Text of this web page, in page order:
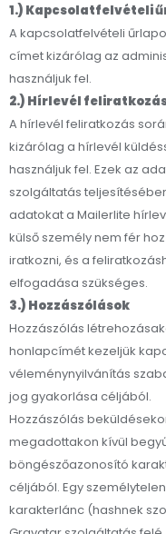
1.) Kapcsolatfelvételi
A kapcsolatfelvételi
címet kizárólag az
használjuk fel.
2.) Hírlevél
A hírlevél feliratkozás
kizárólag a hírlevél
használjuk fel. Ezek az
szolgáltatás
adatokat a Mailerlite
külső személy nem fér
iratkozni, és a
elfogadása szükséges.
3.) Hozzászólások
Hozzászólás
honlapcímét kezeljük
véleménynyilvánítás
jog gyakorlása céljából.
Hozzászólás
megadottakon kívül
böngészőazonosító
céljából. Egy
karakterlánc (hashnek